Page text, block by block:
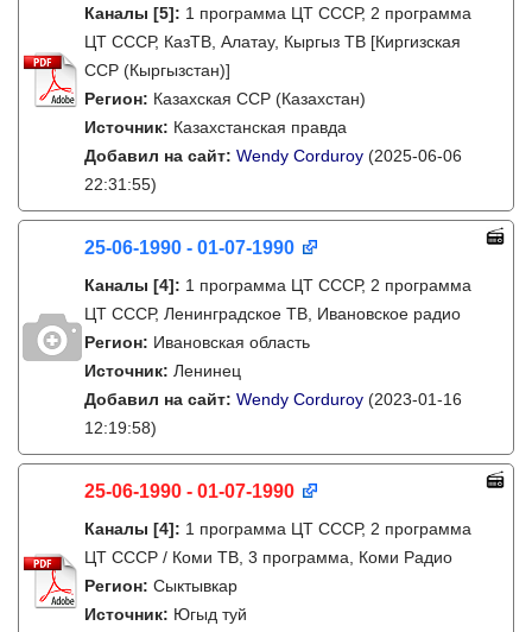
Каналы [5]: 1 программа ЦТ СССР, 2 программа
ЦТ СССР, КазТВ, Алатау, Кыргыз ТВ [Киргизская
ССР (Кыргызстан)]
Регион: Казахская ССР (Казахстан)
Источник: Казахстанская правда
Добавил на сайт: Wendy Corduroy (2025-06-06
22:31:55)
25-06-1990 - 01-07-1990
Каналы [4]: 1 программа ЦТ СССР, 2 программа
ЦТ СССР, Ленинградское ТВ, Ивановское радио
Регион: Ивановская область
Источник: Ленинец
Добавил на сайт: Wendy Corduroy (2023-01-16
12:19:58)
25-06-1990 - 01-07-1990
Каналы [4]: 1 программа ЦТ СССР, 2 программа
ЦТ СССР / Коми ТВ, 3 программа, Коми Радио
Регион: Сыктывкар
Источник: Югыд туй